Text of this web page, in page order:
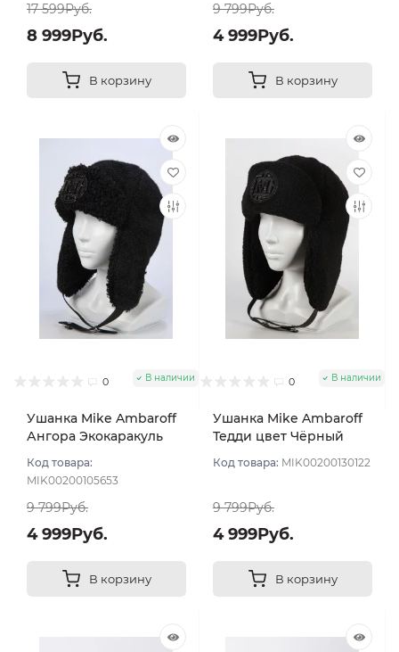
17 599Руб.
8 999Руб.
В корзину
9 799Руб.
4 999Руб.
В корзину
0 В наличии
Ушанка Mike Ambaroff
Ангора Экокаракуль
UNI
Код товара:
MIK00200105653
9 799Руб.
4 999Руб.
В корзину
0 В наличии
Ушанка Mike Ambaroff
Тедди цвет Чёрный
Код товара: MIK00200130122
9 799Руб.
4 999Руб.
В корзину